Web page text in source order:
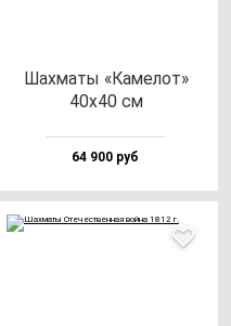
Шах­ма­ты «Каме­лот»
40х40 см
64 900 руб